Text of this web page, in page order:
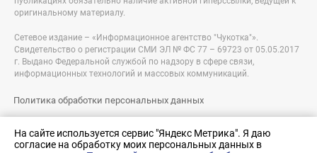
На сайте используется сервис "Яндекс Метрика". Я даю
согласие на обработку моих персональных данных в
оригинальному материалу.
Сетевое издание – «Информационное агентство "Чукотка"».
Свидетельство о регистрации СМИ ЭЛ № ФС 77 – 69723 от 05.05.2017
г. Выдано Федеральной службой по надзору в сфере связи,
информационных технологий и массовых коммуникаций.
Политика обработки персональных данных